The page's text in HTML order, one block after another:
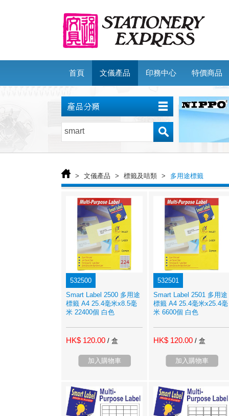
首頁 文儀產品 印務中心 特價商品
> 文儀產品 > 標籤及咭類 > 多用途標籤
532500
Smart Label 2500 多用途
標籤 A4 25.4毫米x8.5毫
米 22400個 白色
HK$ 120.00 / 盒
加入購物車
532501
Smart Label 2501 多用途
標籤 A4 25.4毫米x25.4毫
米 6600個 白色
HK$ 120.00 / 盒
加入購物車